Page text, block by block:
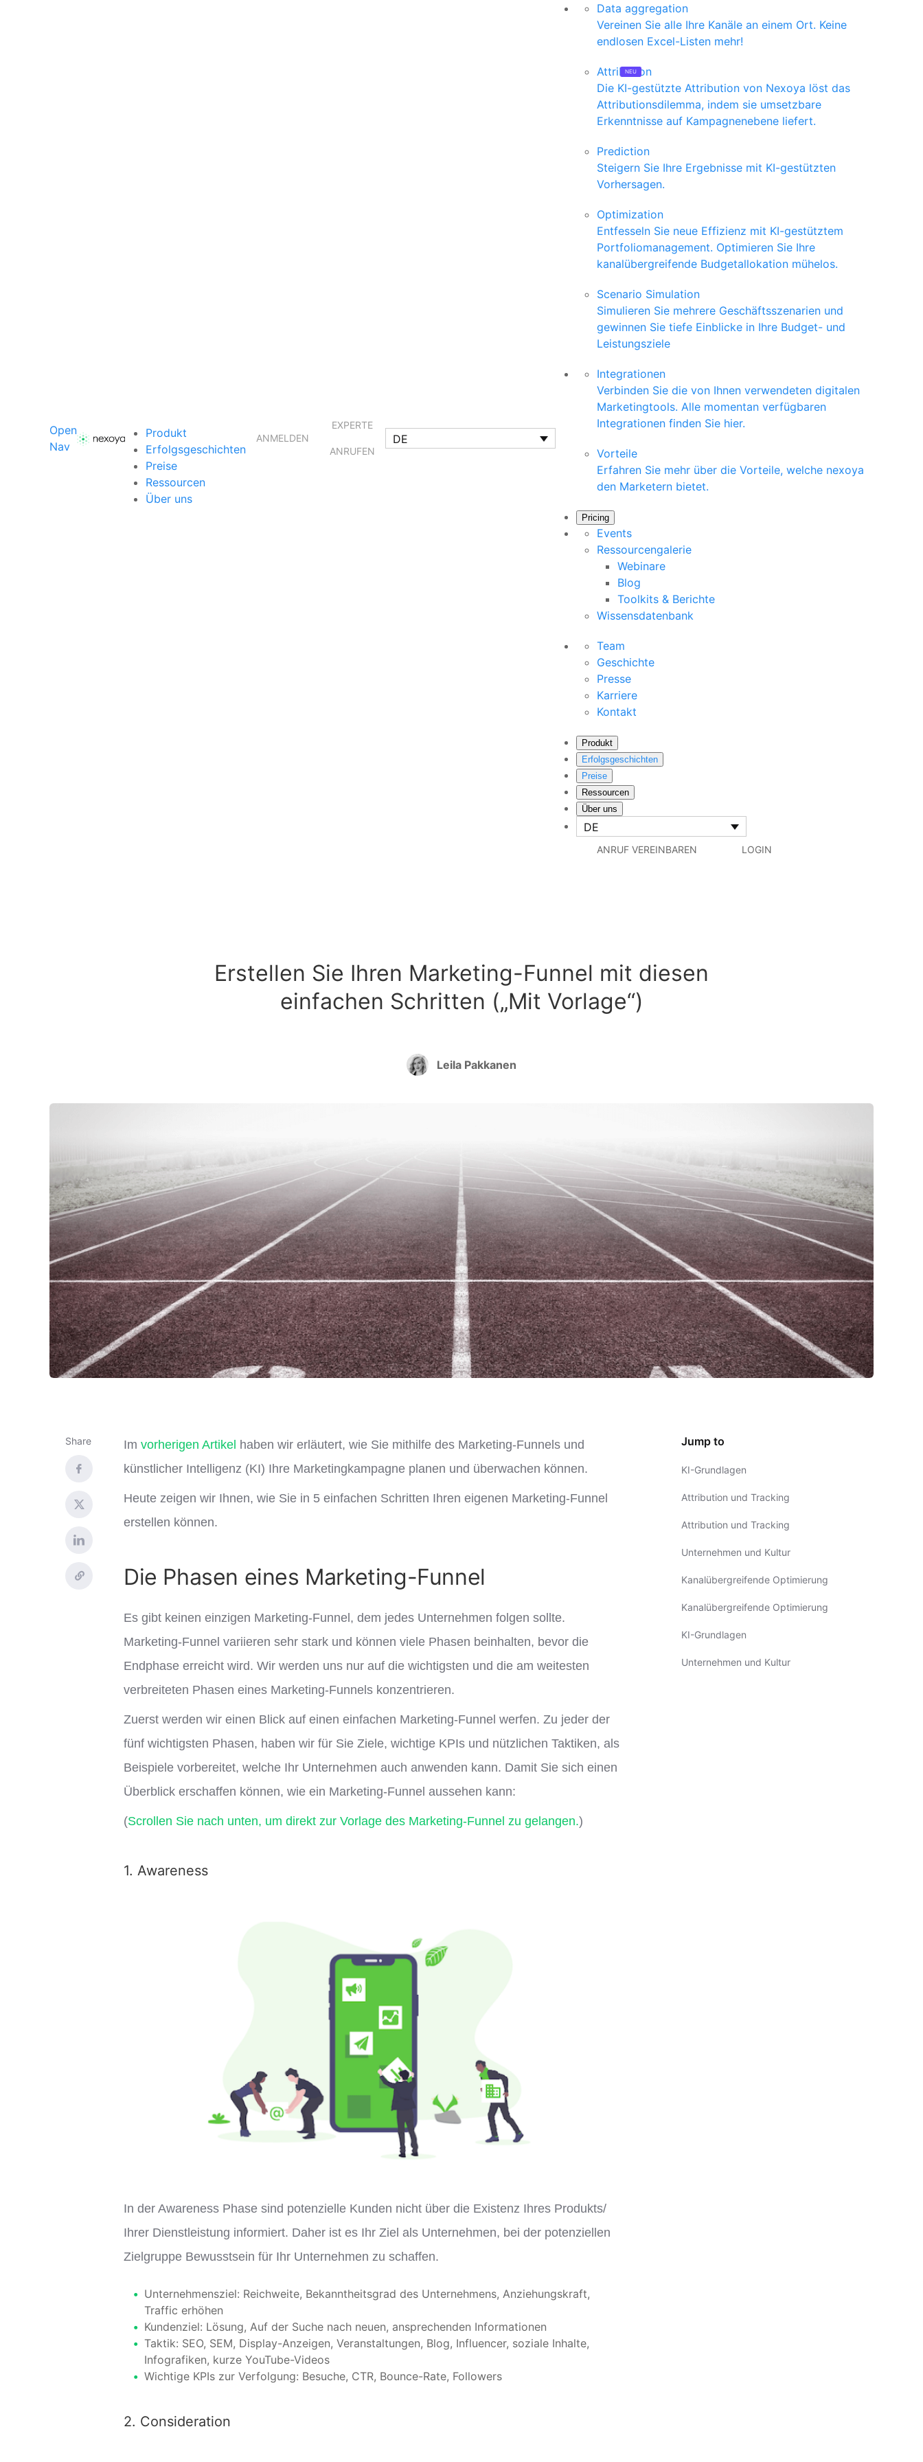
Open
Nav
Produkt
Erfolgsgeschichten
Preise
Ressourcen
Über uns
ANMELDEN
EXPERTE
ANRUFEN
DE
Data aggregation
Vereinen Sie alle Ihre Kanäle an einem Ort. Keine
endlosen Excel-Listen mehr!
Attribution
Die KI-gestützte Attribution von Nexoya löst das
Attributionsdilemma, indem sie umsetzbare
Erkenntnisse auf Kampagnenebene liefert.
Prediction
Steigern Sie Ihre Ergebnisse mit KI-gestützten
Vorhersagen.
Optimization
Entfesseln Sie neue Effizienz mit KI-gestütztem
Portfoliomanagement. Optimieren Sie Ihre
kanalübergreifende Budgetallokation mühelos.
Scenario Simulation
Simulieren Sie mehrere Geschäftsszenarien und
gewinnen Sie tiefe Einblicke in Ihre Budget- und
Leistungsziele
Integrationen
Verbinden Sie die von Ihnen verwendeten digitalen
Marketingtools. Alle momentan verfügbaren
Integrationen finden Sie hier.
Vorteile
Erfahren Sie mehr über die Vorteile, welche nexoya
den Marketern bietet.
Pricing
Events
Ressourcengalerie
Webinare
Blog
Toolkits & Berichte
Wissensdatenbank
Team
Geschichte
Presse
Karriere
Kontakt
Produkt
Erfolgsgeschichten
Preise
Ressourcen
Über uns
DE
ANRUF VEREINBAREN LOGIN
Erstellen Sie Ihren Marketing-Funnel mit diesen
einfachen Schritten („Mit Vorlage“)
Leila Pakkanen
Share Im vorherigen Artikel haben wir erläutert, wie Sie mithilfe des Marketing-Funnels und
künstlicher Intelligenz (KI) Ihre Marketingkampagne planen und überwachen können.
Heute zeigen wir Ihnen, wie Sie in 5 einfachen Schritten Ihren eigenen Marketing-Funnel
erstellen können.
Die Phasen eines Marketing-Funnel
Es gibt keinen einzigen Marketing-Funnel, dem jedes Unternehmen folgen sollte.
Marketing-Funnel variieren sehr stark und können viele Phasen beinhalten, bevor die
Endphase erreicht wird. Wir werden uns nur auf die wichtigsten und die am weitesten
verbreiteten Phasen eines Marketing-Funnels konzentrieren.
Zuerst werden wir einen Blick auf einen einfachen Marketing-Funnel werfen. Zu jeder der
fünf wichtigsten Phasen, haben wir für Sie Ziele, wichtige KPIs und nützlichen Taktiken, als
Beispiele vorbereitet, welche Ihr Unternehmen auch anwenden kann. Damit Sie sich einen
Überblick erschaffen können, wie ein Marketing-Funnel aussehen kann:
(Scrollen Sie nach unten, um direkt zur Vorlage des Marketing-Funnel zu gelangen.)
1. Awareness
In der Awareness Phase sind potenzielle Kunden nicht über die Existenz Ihres Produkts/
Ihrer Dienstleistung informiert. Daher ist es Ihr Ziel als Unternehmen, bei der potenziellen
Zielgruppe Bewusstsein für Ihr Unternehmen zu schaffen.
Unternehmensziel: Reichweite, Bekanntheitsgrad des Unternehmens, Anziehungskraft,
Traffic erhöhen
Kundenziel: Lösung, Auf der Suche nach neuen, ansprechenden Informationen
Taktik: SEO, SEM, Display-Anzeigen, Veranstaltungen, Blog, Influencer, soziale Inhalte,
Infografiken, kurze YouTube-Videos
Wichtige KPIs zur Verfolgung: Besuche, CTR, Bounce-Rate, Followers
2. Consideration
Jump to
KI-Grundlagen
Attribution und Tracking
Attribution und Tracking
Unternehmen und Kultur
Kanalübergreifende Optimierung
Kanalübergreifende Optimierung
KI-Grundlagen
Unternehmen und Kultur